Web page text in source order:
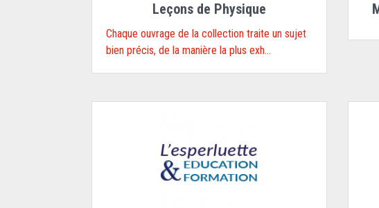
Leçons de Physique
Chaque ouvrage de la collection traite un sujet
bien précis, de la manière la plus exh...